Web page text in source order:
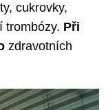
cukrovky,
trombózy. Při
zdravotních